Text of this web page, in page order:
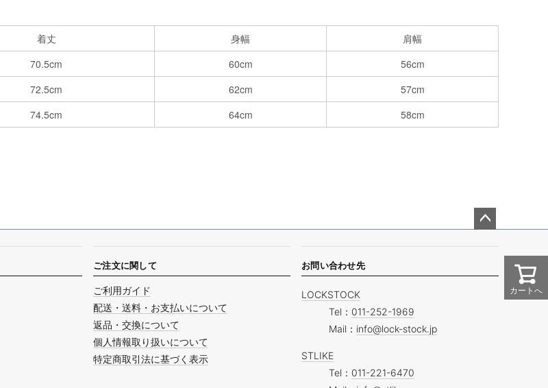
着丈 身幅
肩幅
70.5cm 60cm
56cm
72.5cm 62cm
57cm
74.5cm 64cm 58cm
カートへ
ジト
へ
ご注文に関して
ご利用ガイド
配送・送料・お支払いについて
返品・交換について
個人情報取り扱いについて
特定商取引法に基づく表示
お問い合わせ先
LOCKSTOCK
Tel： 011-252-1969
Mail： info@lock-stock.jp
STLIKE
Tel： 011-221-6470